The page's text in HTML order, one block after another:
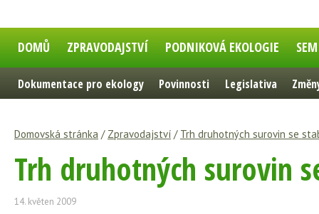
DOMŮ ZPRAVODAJSTVÍ PODNIKOVÁ EKOLOGIE
Dokumentace pro ekology Povinnosti Legislativa
Domovská stránka / Zpravodajství / Trh druhotných surovin se
Trh druhotných surovin
14. květen 2009